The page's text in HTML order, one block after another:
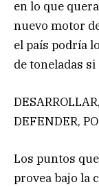
en lo que
nuevo motor
el país podría
de toneladas
DESARROLLAR,
DEFENDER,
Los puntos
provea bajo la